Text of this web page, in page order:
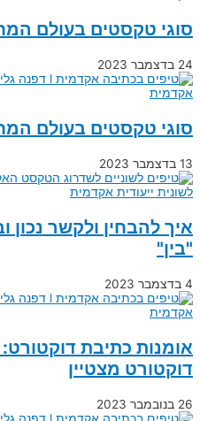
סוגי טקסטים בעולם
24 בדצמבר 2023
סוגי טקסטים בעולם
13 בדצמבר 2023
איך להבחין ולקשר נכון
"בין"
דוקטורט מצטיין
26 בנובמבר 2023